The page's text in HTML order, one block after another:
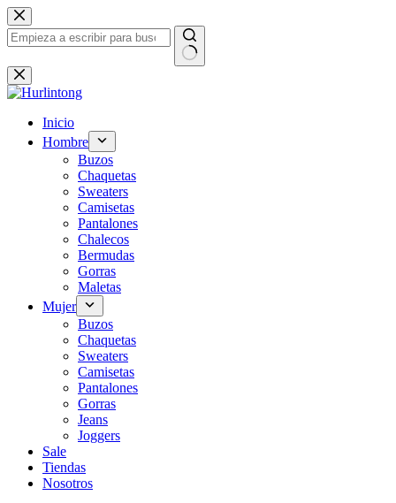
Saltar
al
contenido
Sin
resultados
Inicio
Hombre
Buzos
Chaquetas
Sweaters
Camisetas
Pantalones
Chalecos
Bermudas
Gorras
Maletas
Mujer
Buzos
Chaquetas
Sweaters
Camisetas
Pantalones
Gorras
Jeans
Joggers
Sale
Tiendas
Nosotros